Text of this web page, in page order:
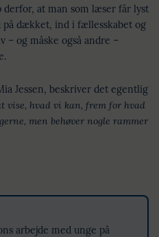
derfor, at man som læser får lyst
dækket, ind i fællesskabet og
– og måske også andre –
Jessen, beskriver det egentlig
vise, hvad vi kan, frem for hvad
men behøver nogle rammer
arbejde med unge på